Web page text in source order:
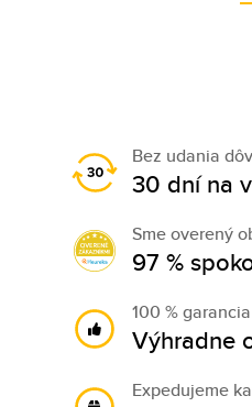
Bez udania
30 dní na
Sme overený
97 %
100 %
Výhradne
Expedujeme